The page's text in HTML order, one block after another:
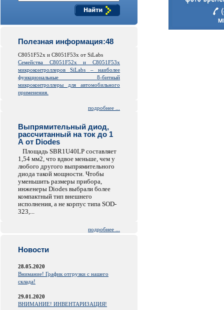
Полезная информация:48
C8051F52x и C8051F53x от SiLabs
Семейства C8051F52x и C8051F53x
микроконтроллеровSiLabs
– наиболее
функциональные 8-битный
микроконтроллеры для автомобильного
применения.
подробнее ...
Выпрямительный диод,
рассчитанный на ток до 1
А от Diodes
Площадь SBR1U40LP составляет
1,54 мм2, что вдвое меньше, чем у
любого другого выпрямительного
диода такой мощности. Чтобы
уменьшить размеры прибора,
инженеры Diodes выбрали более
компактный тип внешнего
исполнения, а не корпус типа SOD-
323,...
подробнее ...
Новости
28.05.2020
Внимание! График отгрузки с нашего
склада!
29.01.2020
ВНИМАНИЕ! ИНВЕНТАРИЗАЦИЯ!